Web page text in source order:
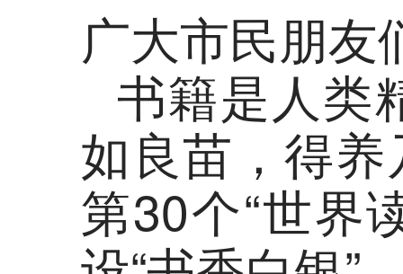
广大市民朋友
书籍是人类
如良苗，得
第30个“世界